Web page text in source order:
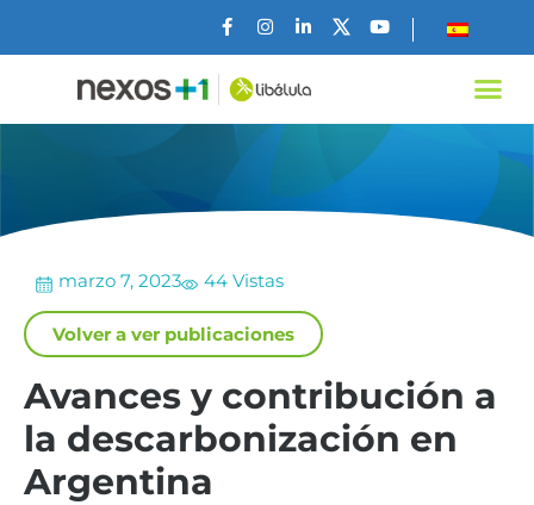
marzo 7, 2023 44 Vistas
Volver a ver publicaciones
Avances y contribución a
la descarbonización en
Argentina